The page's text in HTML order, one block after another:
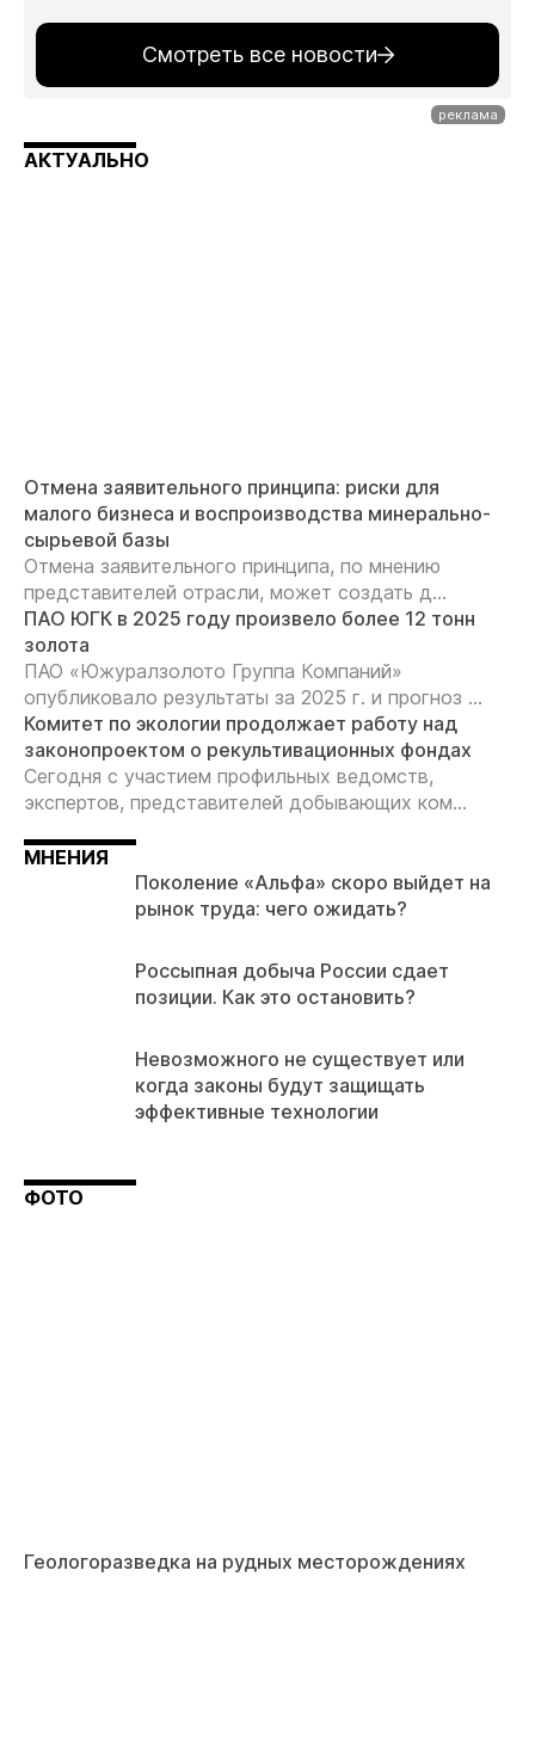
Смотреть все новости
АКТУАЛЬНО
Отмена заявительного принципа: риски для
малого бизнеса и воспроизводства минерально-
сырьевой базы
Отмена заявительного принципа, по мнению
представителей отрасли, может создать д...
ПАО ЮГК в 2025 году произвело более 12 тонн
золота
ПАО «Южуралзолото Группа Компаний»
опубликовало результаты за 2025 г. и прогноз ...
Комитет по экологии продолжает работу над
законопроектом о рекультивационных фондах
Сегодня с участием профильных ведомств,
экспертов, представителей добывающих ком...
МНЕНИЯ
Поколение «Альфа» скоро выйдет на
рынок труда: чего ожидать?
Россыпная добыча России сдает
позиции. Как это остановить?
Невозможного не существует или
когда законы будут защищать
эффективные технологии
ФОТО
Геологоразведка на рудных месторождениях